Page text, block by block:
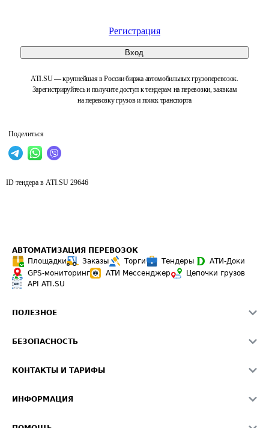
Регистрация
Вход
ATI.SU — крупнейшая в России биржа автомобильных грузоперевозок.
Зарегистрируйтесь и получите доступ к тендерам на перевозки, заявкам
на перевозку грузов и поиск транспорта
Поделиться
ID тендера в ATI.SU 29646
АВТОМАТИЗАЦИЯ ПЕРЕВОЗОК
Площадки
Заказы Торги Тендеры
АТИ-Доки
GPS-мониторинг
АТИ Мессенджер
Цепочки грузов
API ATI.SU
ПОЛЕЗНОЕ
Звезды ATI.SU на вашем сайте
Средние ставки
БЕЗОПАСНОСТЬ
Светофор+
КОНТАКТЫ И ТАРИФЫ
Реклама на сайте
ИНФОРМАЦИЯ